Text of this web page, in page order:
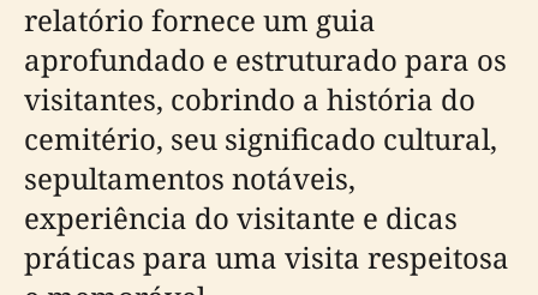
relatório fornece um guia
aprofundado e estruturado para os
visitantes, cobrindo a história do
cemitério, seu significado cultural,
sepultamentos notáveis,
experiência do visitante e dicas
práticas para uma visita respeitosa